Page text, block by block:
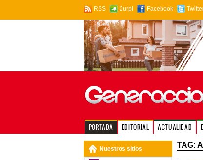
RSS 2urpi Facebook
PORTADA EDITORIAL ACTUALIDAD
Nuestros sitios TAG: